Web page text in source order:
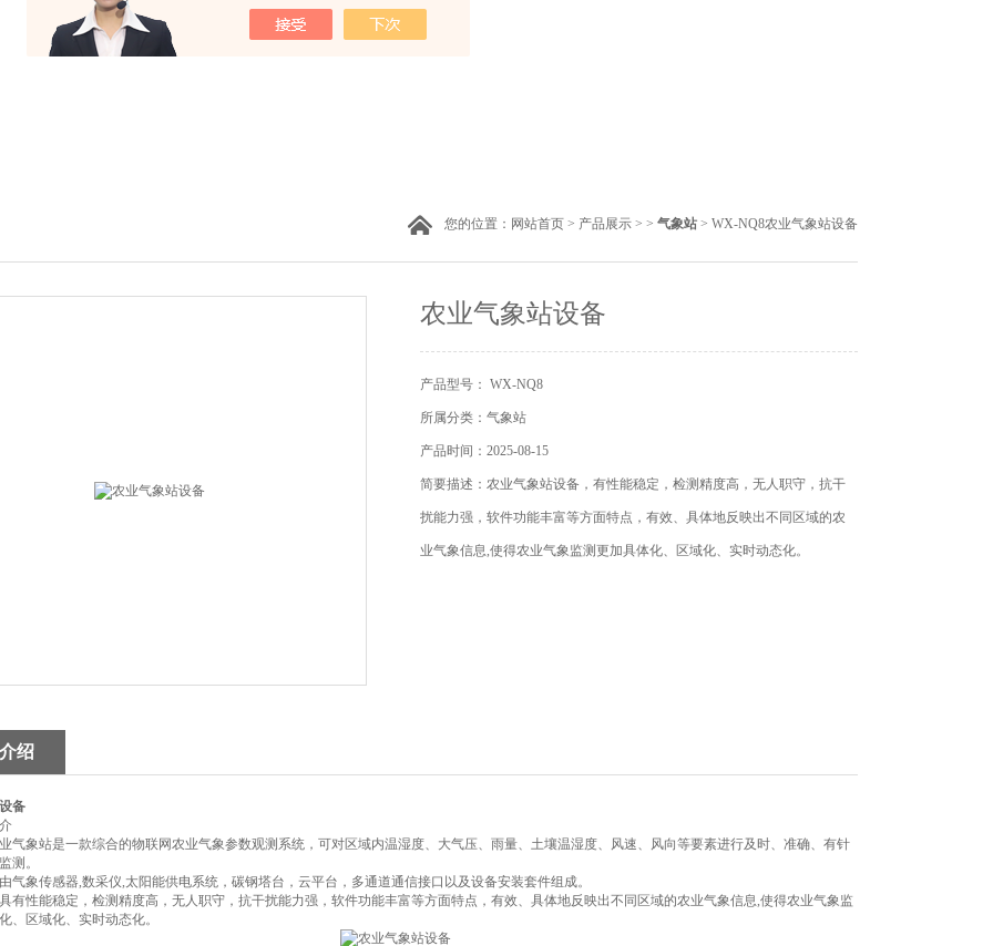
您的位置： 网站首页 > 产品展示 > > 气象站 > WX-NQ8农业气象站设备
农业气象站设备
产品型号： WX-NQ8
所属分类：气象站
产品时间：2025-08-15
简要描述：农业气象站设备，有性能稳定，检测精度高，无人职守，抗干
扰能力强，软件功能丰富等方面特点，有效、具体地反映出不同区域的农
业气象信息,使得农业气象监测更加具体化、区域化、实时动态化。
绍
备
气象站是一款综合的物联网农业气象参数观测系统，可对区域内温湿度、大气压、雨量、土壤温湿度、风速、风向等要素进行及时、准确、有针
测。
气象传感器,数采仪,太阳能供电系统，碳钢塔台，云平台，多通道通信接口以及设备安装套件组成。
有性能稳定，检测精度高，无人职守，抗干扰能力强，软件功能丰富等方面特点，有效、具体地反映出不同区域的农业气象信息,使得农业气象监
、区域化、实时动态化。